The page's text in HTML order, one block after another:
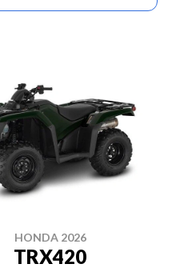
HONDA 2026
TRX420